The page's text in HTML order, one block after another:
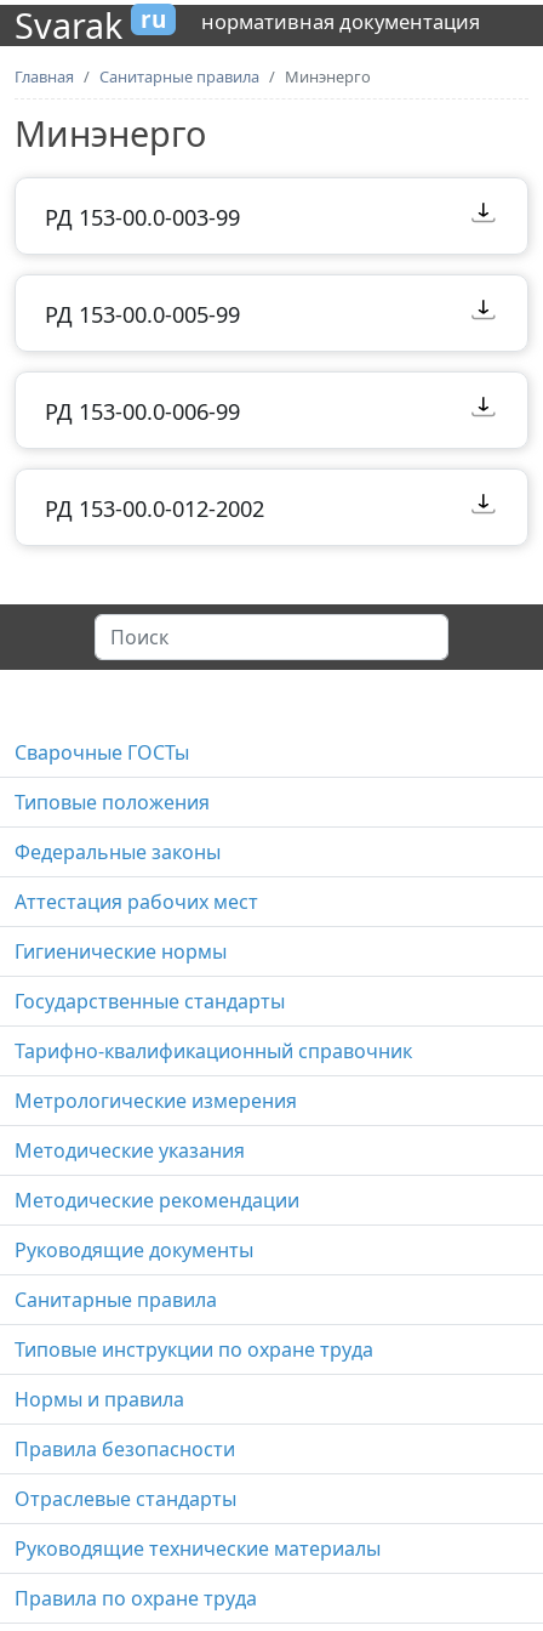
Svarak ru нормативная документация
Главная Санитарные правила Минэнерго
Минэнерго
РД 153-00.0-003-99
РД 153-00.0-005-99
РД 153-00.0-006-99
РД 153-00.0-012-2002
Сварочные ГОСТы
Типовые положения
Федеральные законы
Аттестация рабочих мест
Гигиенические нормы
Государственные стандарты
Тарифно-квалификационный справочник
Метрологические измерения
Методические указания
Методические рекомендации
Руководящие документы
Санитарные правила
Типовые инструкции по охране труда
Нормы и правила
Правила безопасности
Отраслевые стандарты
Руководящие технические материалы
Правила по охране труда